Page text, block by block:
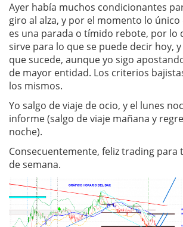
Ayer había muchos condicionantes
giro al alza, y por el momento lo único
es una parada o tímido rebote, por lo
sirve para lo que se puede decir hoy,
que sucede, aunque yo sigo
de mayor entidad. Los criterios
los mismos.
Yo salgo de viaje de ocio, y el lunes
informe (salgo de viaje mañana y
noche).
Consecuentemente, feliz trading para
de semana.